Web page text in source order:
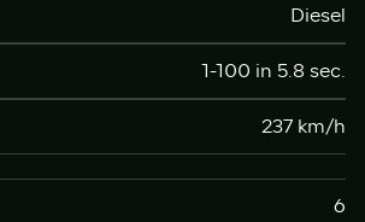
Diesel
1-100 in 5.8 sec.
237 km/h
6